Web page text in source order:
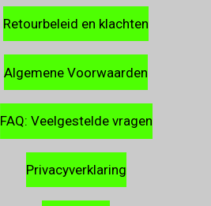
Retourbeleid en klachten
Algemene Voorwaarden
FAQ: Veelgestelde vragen
Privacyverklaring